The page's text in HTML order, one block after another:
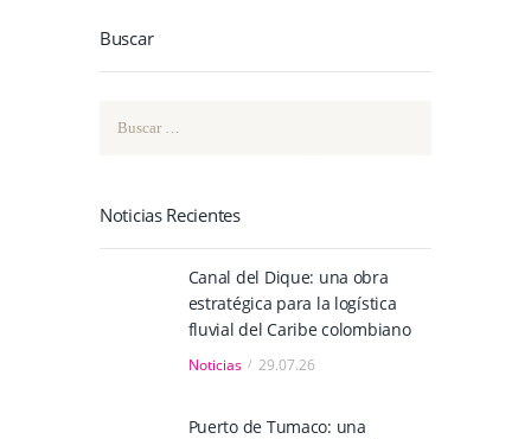
Buscar
Noticias Recientes
Canal del Dique: una obra
estratégica para la logística
fluvial del Caribe colombiano
Noticias 29.07.26
Puerto de Tumaco: una